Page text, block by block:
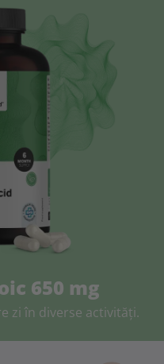
650 mg
zi în diverse activități.